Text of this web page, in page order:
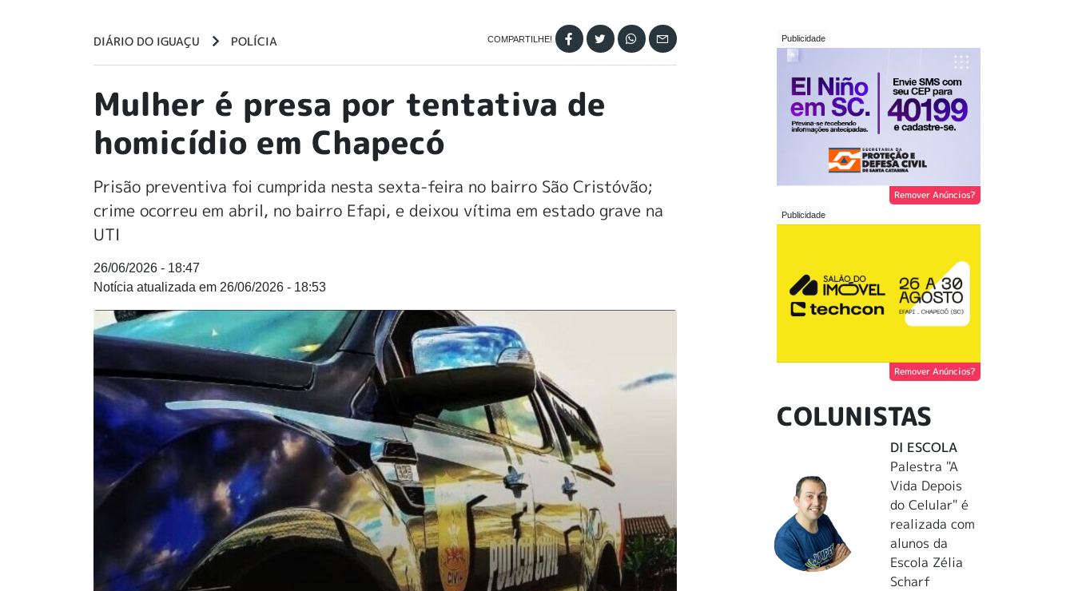
DIÁRIO DO IGUAÇU POLÍCIA
Mulher é presa por tentativa de
homicídio em Chapecó
Prisão preventiva foi cumprida nesta sexta-feira no bairro São Cristóvão;
crime ocorreu em abril, no bairro Efapi, e deixou vítima em estado grave na
UTI
26/06/2026 - 18:47
26/06/2026 - 18:53
Remover Anúncios?
Remover Anúncios?
COLUNISTAS
DI ESCOLA
Palestra "A
Vida Depois
do Celular" é
realizada com
alunos da
Escola Zélia
Scharf